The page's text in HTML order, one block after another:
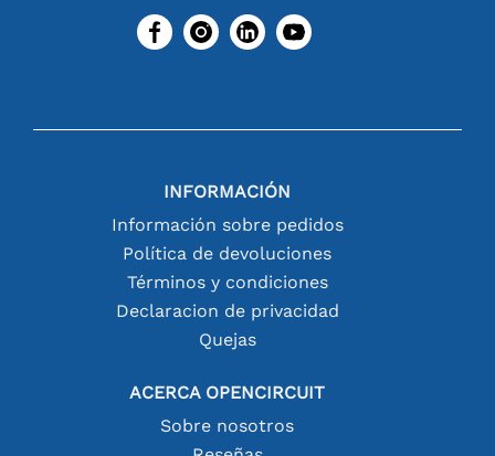
INFORMACIÓN
Información sobre pedidos
Política de devoluciones
Términos y condiciones
Declaracion de privacidad
Quejas
ACERCA OPENCIRCUIT
Sobre nosotros